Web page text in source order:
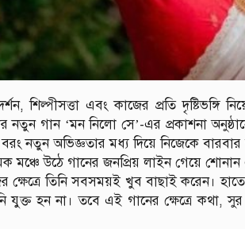
শিল্পীসত্তা এবং কাজের প্রতি দৃষ্টিভঙ্গি
নতুন গান ‘মন নিলো সে’-এর প্রকাশনা
নতুন অভিজ্ঞতার মধ্য দিয়ে নিজেকে
চমক মঞ্চে উঠে গানের জনপ্রিয় লাইন গেয়ে
ক্ষেত্রে তিনি সবসময়ই খুব বাছাই করেন।
যুক্ত হন না। তবে এই গানের ক্ষেত্রে